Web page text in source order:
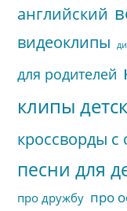
английский
видеоклипы
для родителей
клипы
кроссворды с
песни для
про дружбу про